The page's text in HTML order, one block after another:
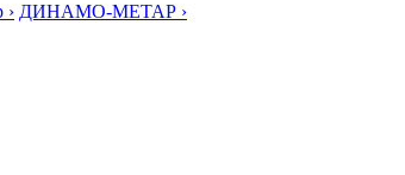
› ДИНАМО-МЕТАР ›